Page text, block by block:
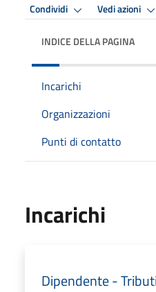
Condividi Vedi azioni
INDICE DELLA PAGINA
Incarichi
Organizzazioni
Punti di contatto
Incarichi
Dipendente -